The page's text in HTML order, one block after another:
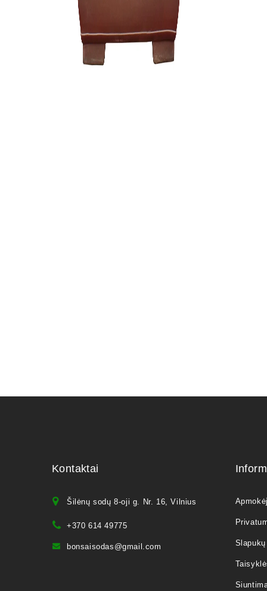
Kontaktai
Šilėnų sodų 8-oji g. Nr. 16, Vilnius
+370 614 49775
bonsaisodas@gmail.com